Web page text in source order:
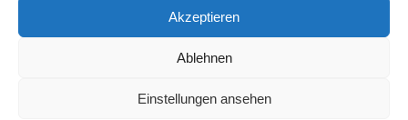
Akzeptieren
Ablehnen
Einstellungen ansehen
Copyright © All rights reserved |Blogus